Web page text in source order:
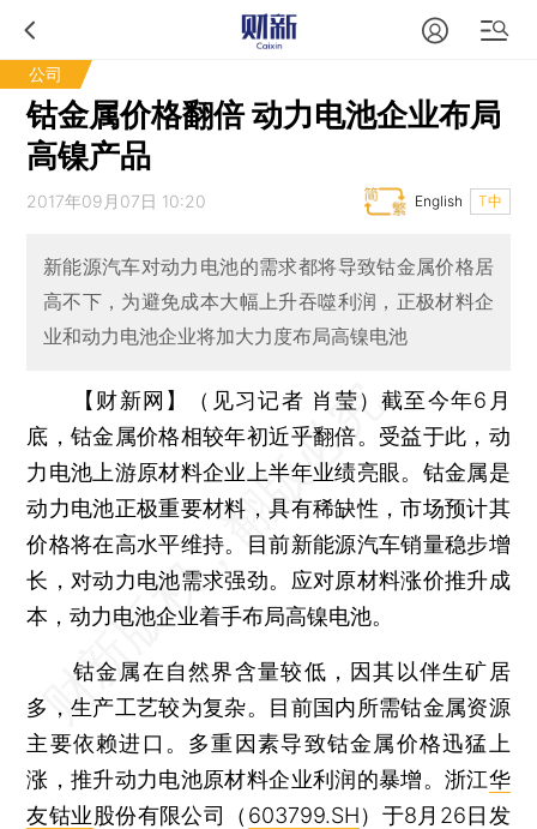
公司
钴金属价格翻倍 动力电池企业布局
高镍产品
2017年09月07日 10:20 T中
English
新能源汽车对动力电池的需求都将导致钴金属价格居
高不下，为避免成本大幅上升吞噬利润，正极材料企
业和动力电池企业将加大力度布局高镍电池
【财新网】（见习记者 肖莹）截至今年6月
底，钴金属价格相较年初近乎翻倍。受益于此，动
力电池上游原材料企业上半年业绩亮眼。钴金属是
动力电池正极重要材料，具有稀缺性，市场预计其
价格将在高水平维持。目前新能源汽车销量稳步增
长，对动力电池需求强劲。应对原材料涨价推升成
本，动力电池企业着手布局高镍电池。
钴金属在自然界含量较低，因其以伴生矿居
多，生产工艺较为复杂。目前国内所需钴金属资源
主要依赖进口。多重因素导致钴金属价格迅猛上
涨，推升动力电池原材料企业利润的暴增。浙江华
友钴业股份有限公司（ 603799.SH）于8月26日发